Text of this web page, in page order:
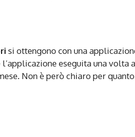
si ottengono con una
eseguita una volta
Non è però chiaro per